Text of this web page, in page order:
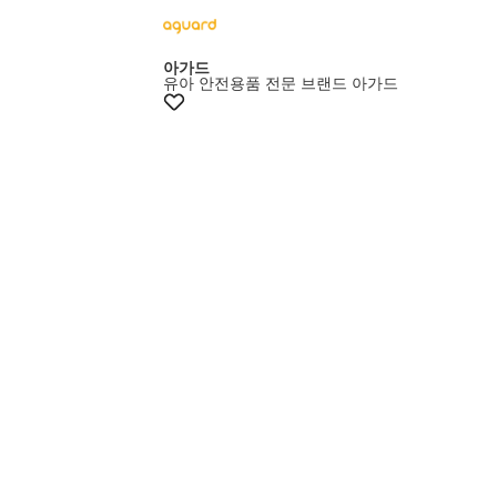
아가드
유아 안전용품 전문 브랜드 아가드